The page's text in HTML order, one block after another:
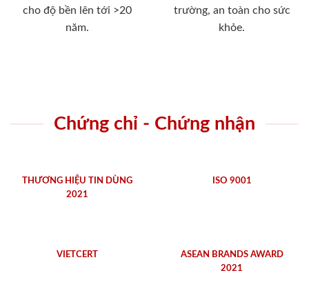
cho độ bền lên tới >20
năm.
trường, an toàn cho sức
khỏe.
Chứng chỉ - Chứng nhận
THƯƠNG HIỆU TIN DÙNG
2021
ISO 9001
VIETCERT
ASEAN BRANDS AWARD
2021